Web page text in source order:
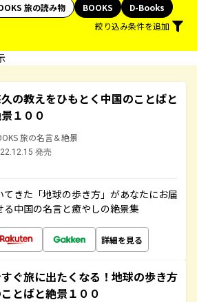
旅の読み物 BOOKS
D-Books
絞り込み条件を追加
の教えをひもとく中国のことばと
１００
旅の名言＆絶景
発売
きた「地球の歩き方」があなたにお届
る中国の名言と癒やしの絶景集
詳細を見る
ぐ旅に出たくなる！地球の歩き方
とばと絶景１００